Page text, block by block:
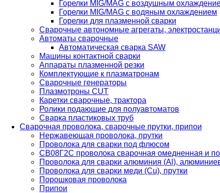
Горелки MIG/MAG с воздушным
Горелки MIG/MAG с водяным охлаждением
Горелки для плазменной сварки
Сварочные автономные агрегаты,
Автоматы сварочные
Автоматическая сварка SAW
Машины контактной сварки
Аппараты плазменной резки
Комплектующие к плазматронам
Сварочные генераторы
Плазмотроны CUT
Каретки сварочные, трактора
Ролики подающие для полуавтоматов
Сварка пластиковых труб
Сварочная проволока, сварочные прутки, припои
Нержавеющая проволока, прутки
Проволока для сварки под флюсом
СВ08Г2С проволока сварочная омедненная и
Проволока для сварки алюминия (Al),
Проволока для сварки меди (Cu), прутки
Порошковая проволока
Припои